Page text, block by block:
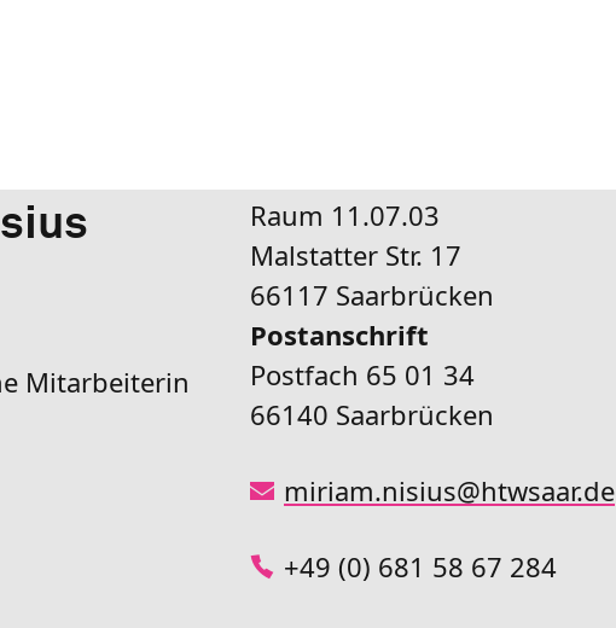
Mitarbeiterin
Raum 11.07.03
Malstatter Str. 17
66117 Saarbrücken
Postanschrift
Postfach 65 01 34
66140 Saarbrücken
miriam.nisius@htwsaar.de
+49 (0) 681 58 67 284